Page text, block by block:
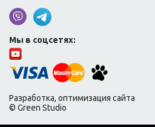
Мы в соцсетях:
Разработка, оптимизация сайта
© Green Studio